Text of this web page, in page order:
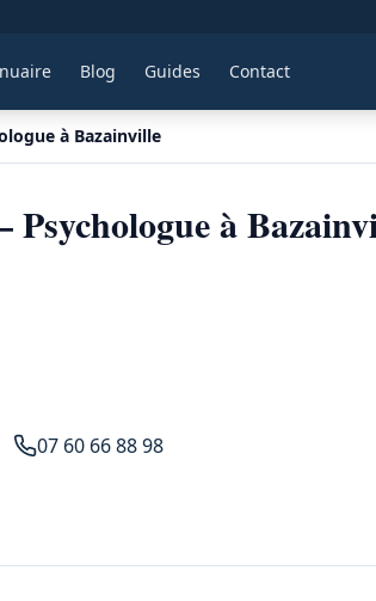
Blog Guides Contact
à Bazainville
à
07 60 66 88 98